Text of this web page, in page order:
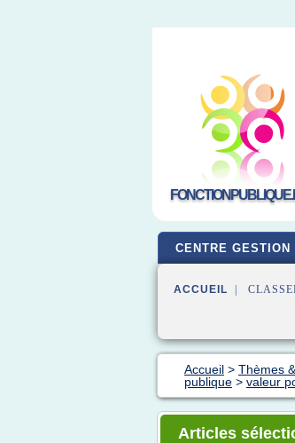
CENTRE GESTION
ACCUEIL |
Accueil > Thèmes
publique > valeur
Articles